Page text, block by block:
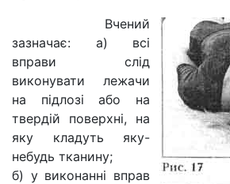
Вчений
зазначає: а) всі
вправи слід
виконувати лежачи
на підлозі або на
твердій поверхні, на
яку кладуть яку-
небудь тканину;
б) у виконанні вправ